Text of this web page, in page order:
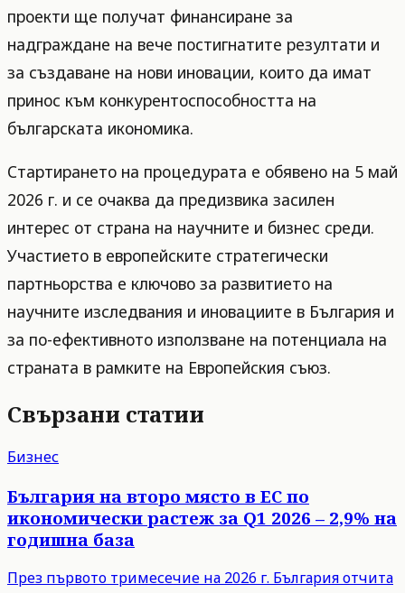
проекти ще получат финансиране за
надграждане на вече постигнатите резултати и
за създаване на нови иновации, които да имат
принос към конкурентоспособността на
българската икономика.
Стартирането на процедурата е обявено на 5 май
2026 г. и се очаква да предизвика засилен
интерес от страна на научните и бизнес среди.
Участието в европейските стратегически
партньорства е ключово за развитието на
научните изследвания и иновациите в България и
за по-ефективното използване на потенциала на
страната в рамките на Европейския съюз.
Свързани статии
Бизнес
България на второ място в ЕС по
икономически растеж за Q1 2026 – 2,9% на
годишна база
През първото тримесечие на 2026 г. България отчита